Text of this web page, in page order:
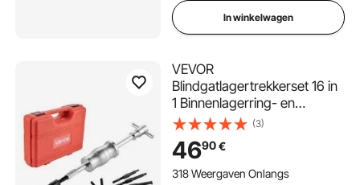
In winkelwagen
VEVOR
Blindgatlagertrekkerset 16 in
1 Binnenlagerring- en
afdichtingstrekkerset,
glijhamer-pilootinzetstuk
Binnenlagertrekkerset met 10
gespleten spantangen en
(3)
4690€
318 Weergaven Onlangs